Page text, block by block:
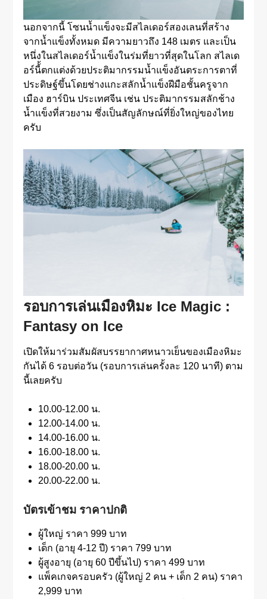
นอกจากนี้ โซนน้ำแข็งจะมีสไลเดอร์สองเลนที่สร้าง
จากน้ำแข็งทั้งหมด มีความยาวถึง 148 เมตร และเป็น
หนึ่งในสไลเดอร์น้ำแข็งในร่มที่ยาวที่สุดในโลก สไลเด
อร์นี้้ตกแต่งด้วยประติมากรรมน้ำแข็งอันตระการตาที่
ประดิษฐ์ขึ้นโดยช่างแกะสลักน้ำแข็งฝีมือชั้นครูจาก
เมือง ฮาร์บิน ประเทศจีน เช่น ประติมากรรมสลักช้าง
น้ำแข็งที่สวยงาม ซึ่งเป็นสัญลักษณ์ที่ยิ่งใหญ่ของไทย
ครับ
รอบการเล่นเมืองหิมะ Ice Magic :
Fantasy on Ice
เปิดให้มาร่วมสัมผัสบรรยากาศหนาวเย็นของเมืองหิมะ
กันได้ 6 รอบต่อวัน (รอบการเล่นครั้งละ 120 นาที) ตาม
นี้เลยครับ
10.00-12.00 น.
12.00-14.00 น.
14.00-16.00 น.
16.00-18.00 น.
18.00-20.00 น.
20.00-22.00 น.
บัตรเข้าชม ราคาปกติ
ผู้ใหญ่ ราคา 999 บาท
เด็ก (อายุ 4-12 ปี) ราคา 799 บาท
ผู้สูงอายุ (อายุ 60 ปีขึ้นไป) ราคา 499 บาท
แพ็คเกจครอบครัว (ผู้ใหญ่ 2 คน + เด็ก 2 คน) ราคา
2,999 บาท